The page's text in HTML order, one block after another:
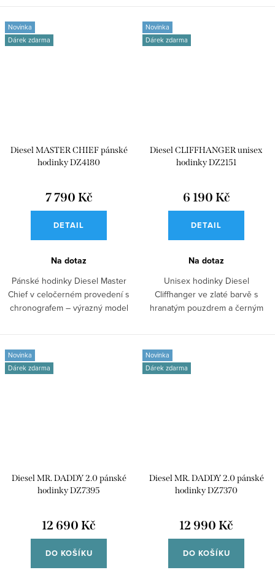
Novinka
Dárek zdarma
Diesel MASTER CHIEF pánské
hodinky DZ4180
7 790 Kč
DETAIL
Na dotaz
Pánské hodinky Diesel Master
Chief v celočerném provedení s
chronografem – výrazný model
Novinka
Dárek zdarma
Diesel CLIFFHANGER unisex
hodinky DZ2151
6 190 Kč
DETAIL
Na dotaz
Unisex hodinky Diesel
Cliffhanger ve zlaté barvě s
hranatým pouzdrem a černým
Novinka
Dárek zdarma
Diesel MR. DADDY 2.0 pánské
hodinky DZ7395
12 690 Kč
DO KOŠÍKU
Novinka
Dárek zdarma
Diesel MR. DADDY 2.0 pánské
hodinky DZ7370
12 990 Kč
DO KOŠÍKU